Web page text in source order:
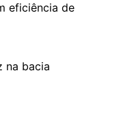
eficiência de
na bacia